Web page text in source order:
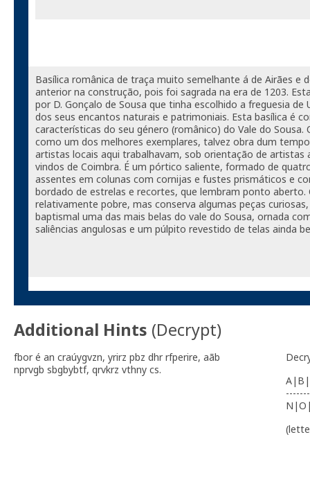
Basílica românica de traça muito semelhante á de Airães e
anterior na construção, pois foi sagrada na era de 1203.
por D. Gonçalo de Sousa que tinha escolhido a freguesia de
dos seus encantos naturais e patrimoniais. Esta basílica é
características do seu género (românico) do Vale do
como um dos melhores exemplares, talvez obra dum
artistas locais aqui trabalhavam, sob orientação de artistas
vindos de Coimbra. É um pórtico saliente, formado de
assentes em colunas com cornijas e fustes prismáticos e
bordado de estrelas e recortes, que lembram ponto aberto.
relativamente pobre, mas conserva algumas peças
baptismal uma das mais belas do vale do Sousa, ornada
saliências angulosas e um púlpito revestido de telas ainda
Additional Hints (Decrypt)
fbor é an craúygvzn, yrirz pbz dhr rfperire, aãb
nprvgb sbgbybtf, qrvkrz vthny cs.